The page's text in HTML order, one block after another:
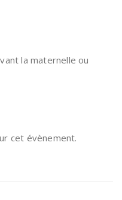
la maternelle ou
cet évènement.